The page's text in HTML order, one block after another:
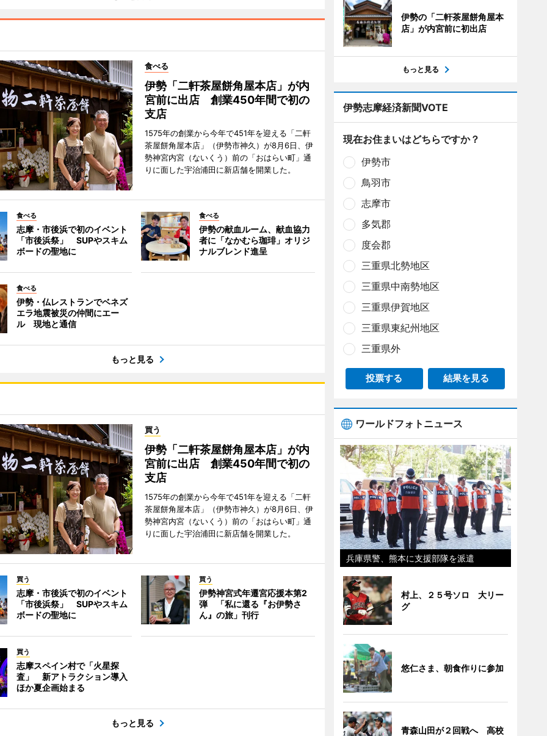
食べる
伊勢「二軒茶屋餅角屋本店」が内
宮前に出店 創業450年間で初の
支店
1575年の創業から今年で451年を迎える「二軒
茶屋餅角屋本店」（伊勢市神久）が8月6日、伊
勢神宮内宮（ないくう）前の「おはらい町」通
りに面した宇治浦田に新店舗を開業した。
食べる
志摩・市後浜で初のイベント
「市後浜祭」 SUPやスキム
ボードの聖地に
食べる
伊勢の献血ルーム、献血協力
者に「なかむら珈琲」オリジ
ナルブレンド進呈
食べる
伊勢・仏レストランでベネズ
エラ地震被災の仲間にエー
ル 現地と通信
もっと見る
買う
伊勢「二軒茶屋餅角屋本店」が内
宮前に出店 創業450年間で初の
支店
1575年の創業から今年で451年を迎える「二軒
茶屋餅角屋本店」（伊勢市神久）が8月6日、伊
勢神宮内宮（ないくう）前の「おはらい町」通
りに面した宇治浦田に新店舗を開業した。
買う
志摩・市後浜で初のイベント
「市後浜祭」 SUPやスキム
ボードの聖地に
買う
伊勢神宮式年遷宮応援本第2
弾 「私に還る『お伊勢さ
ん』の旅」刊行
買う
志摩スペイン村で「火星探
査」 新アトラクション導入
ほか夏企画始まる
もっと見る
伊勢の「二軒茶屋餅角屋本
店」が内宮前に初出店
もっと見る
伊勢志摩経済新聞VOTE
現在お住まいはどちらですか？
伊勢市
鳥羽市
志摩市
多気郡
度会郡
三重県北勢地区
三重県中南勢地区
三重県伊賀地区
三重県東紀州地区
三重県外
投票する 結果を見る
ワールドフォトニュース
兵庫県警、熊本に支援部隊を派遣
村上、２５号ソロ 大リー
グ
悠仁さま、朝食作りに参加
青森山田が２回戦へ 高校